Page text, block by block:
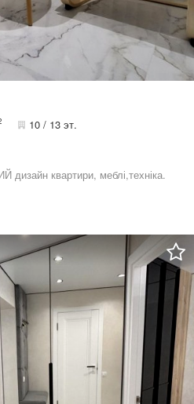
10 / 13 эт.
дизайн квартири, меблі,техніка.